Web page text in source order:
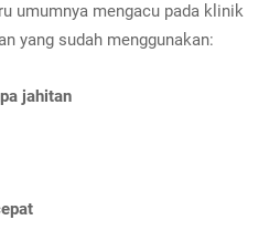
umumnya mengacu pada klinik
yang sudah menggunakan:
jahitan